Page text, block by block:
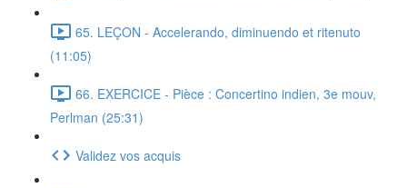
65. LEÇON - Accelerando, diminuendo et ritenuto
(11:05)
66. EXERCICE - Pièce : Concertino indien, 3e mouv,
Perlman (25:31)
Validez vos acquis